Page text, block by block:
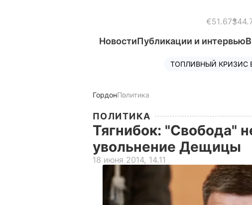
€51.67
НовостиПубликации и интервью
ТОПЛИВНЫЙ КРИЗИС
ГордонПолитика
ПОЛИТИКА
Тягнибок: "Свобода"
увольнение Дещицы
18 июня 2014, 14.11